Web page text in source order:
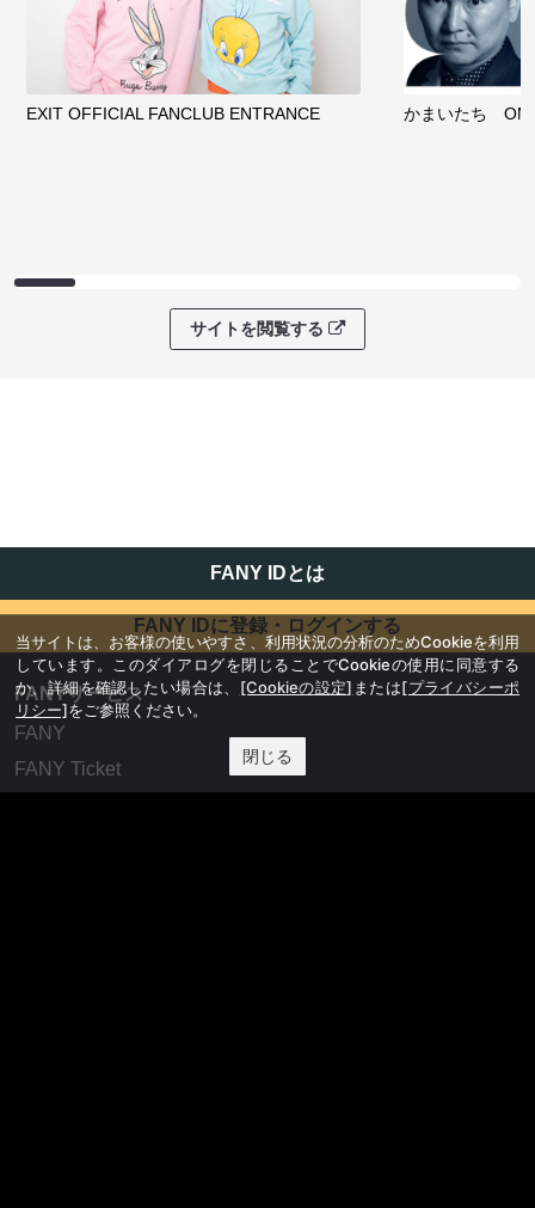
EXIT OFFICIAL FANCLUB ENTRANCE かまいたち
サイトを閲覧する
FANY IDとは
FANY IDに登録・ログインする
FANYサービス
FANY
FANY Ticket
当サイトは、お客様の使いやすさ、利用状況の分析のためCookieを利用
しています。このダイアログを閉じることでCookieの使用に同意する
か、詳細を確認したい場合は、 [Cookieの設定] または[プライバシーポ
リシー]をご参照ください。
閉じる